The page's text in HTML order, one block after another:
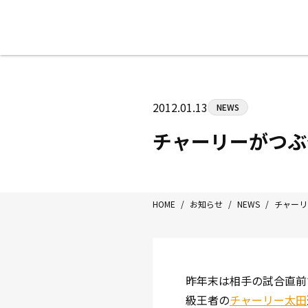
Tel/Fax：042-622-7222
2012.01.13 NEWS
チャーリーがつ
HOME / お知らせ / NEWS / チャー
昨年末は相手の試合直
級王者のチャーリー太田